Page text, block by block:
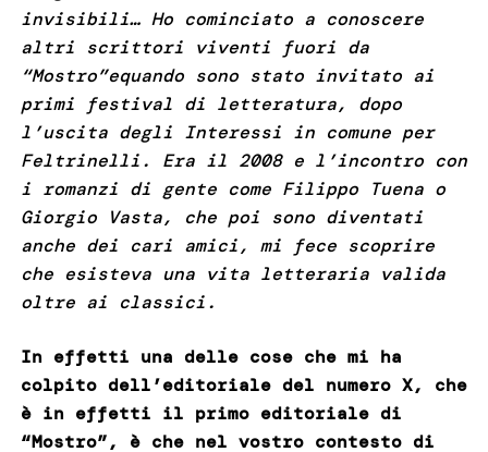
invisibili… Ho cominciato a conoscere
altri scrittori viventi fuori da
“Mostro”equando sono stato invitato ai
primi festival di letteratura, dopo
l’uscita degli Interessi in comune per
Feltrinelli. Era il 2008 e l’incontro con
i romanzi di gente come Filippo Tuena o
Giorgio Vasta, che poi sono diventati
anche dei cari amici, mi fece scoprire
che esisteva una vita letteraria valida
oltre ai classici.
In effetti una delle cose che mi ha
colpito dell’editoriale del numero X, che
è in effetti il primo editoriale di
“Mostro”, è che nel vostro contesto di